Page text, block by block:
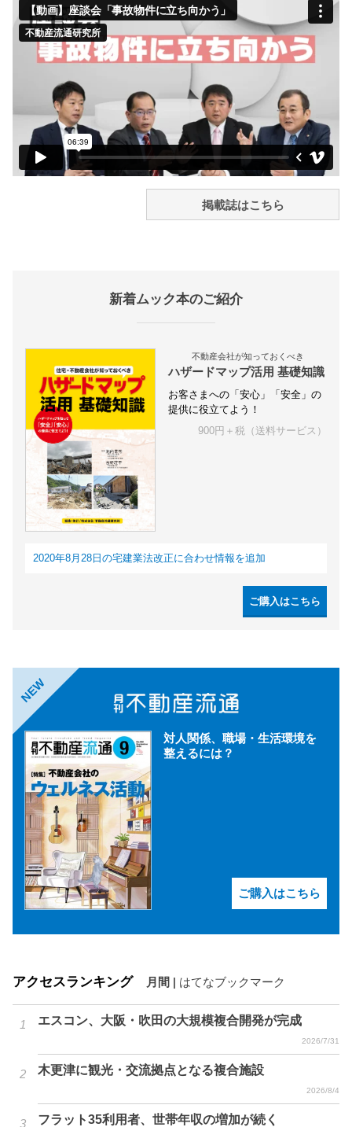
掲載誌はこちら
新着ムック本のご紹介
不動産会社が知っておくべき
ハザードマップ活用 基礎知識
お客さまへの「安心」「安全」の
提供に役立てよう！
900円＋税（送料サービス）
2020年8月28日の宅建業法改正に合わせ情報を追加
ご購入はこちら
NEW
対人関係、職場・生活環境を
整えるには？
ご購入はこちら
アクセスランキング 月間 はてなブックマーク
エスコン、大阪・吹田の大規模複合開発が完成
2026/7/31
木更津に観光・交流拠点となる複合施設
2026/8/4
フラット35利用者、世帯年収の増加が続く